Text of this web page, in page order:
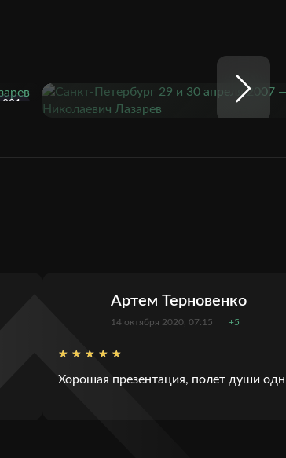
891
Артем Терновенко
14 октября 2020, 07:15 +5
Хорошая презентация, полет души